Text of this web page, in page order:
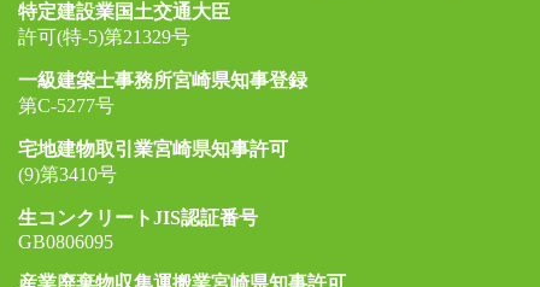
特定建設業国土交通大臣
許可(特-5)第21329号
一級建築士事務所宮崎県知事登録
第C-5277号
宅地建物取引業宮崎県知事許可
(9)第3410号
生コンクリートJIS認証番号
GB0806095